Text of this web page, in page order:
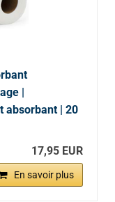
|
absorbant | 20
17,95 EUR
En savoir plus